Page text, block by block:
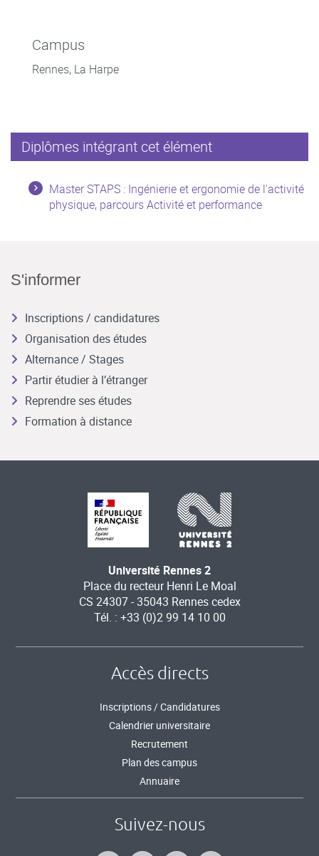
Campus
Rennes, La Harpe
Diplômes intégrant cet élément
Master STAPS : Ingénierie et ergonomie de l'activité
physique, parcours Activité et performance
S'informer
Inscriptions / candidatures
Organisation des études
Alternance / Stages
Partir étudier à l’étranger
Reprendre ses études
Formation à distance
Université Rennes 2
Place du recteur Henri Le Moal
CS 24307 - 35043 Rennes cedex
Tél. : +33 (0)2 99 14 10 00
Accès directs
Inscriptions / Candidatures
Calendrier universitaire
Recrutement
Plan des campus
Annuaire
Suivez-nous